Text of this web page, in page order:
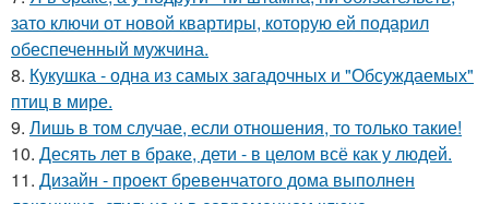
зато ключи от новой квартиры, которую ей подарил
обеспеченный мужчина.
8. Кукушка - одна из самых загадочных и "Обсуждаемых"
птиц в мире.
9. Лишь в том случае, если отношения, то только такие!
10. Десять лет в браке, дети - в целом всё как у людей.
11. Дизайн - проект бревенчатого дома выполнен